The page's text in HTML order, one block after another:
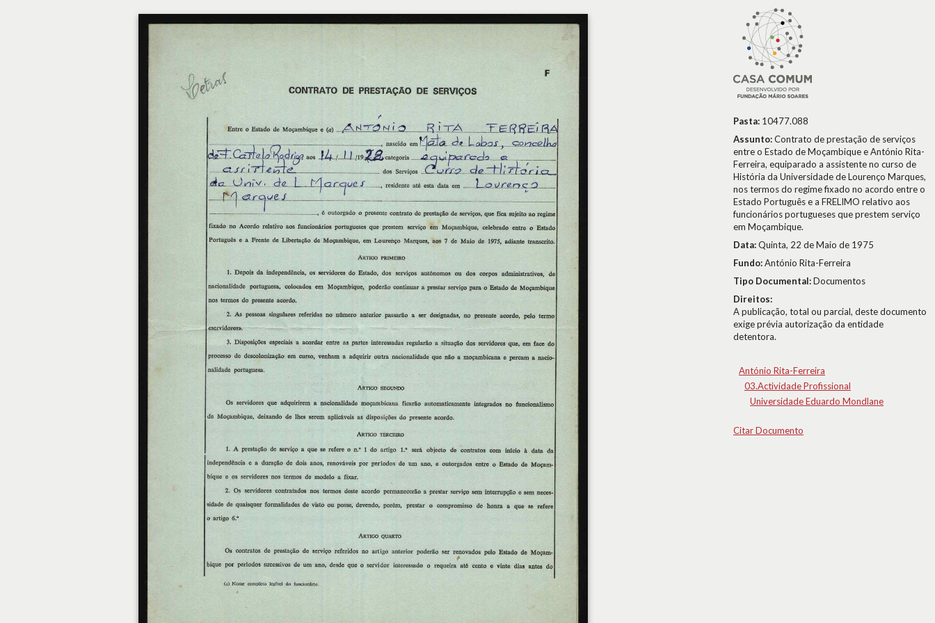
Pasta: 10477.088
Assunto:Contrato de prestação de serviços
entre o Estado de Moçambique e António Rita-
Ferreira, equiparado a assistente no curso de
História da Universidade de Lourenço Marques,
nos termos do regime fixado no acordo entre o
Estado Português e a FRELIMO relativo aos
funcionários portugueses que prestem serviço
em Moçambique.
Data:Quinta, 22 de Maio de 1975
Fundo:António Rita-Ferreira
Tipo Documental:Documentos
Direitos:
A publicação, total ou parcial, deste documento
exige prévia autorização da entidade
detentora.
António Rita-Ferreira
03.Actividade Profissional
Universidade Eduardo Mondlane
Citar Documento